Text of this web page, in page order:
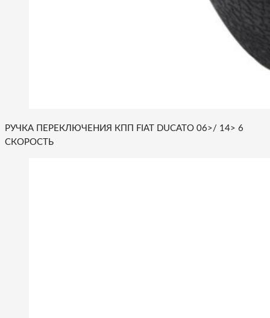
РУЧКА ПЕРЕКЛЮЧЕНИЯ КПП FIAT DUCATO 06>/ 14> 6
СКОРОСТЬ